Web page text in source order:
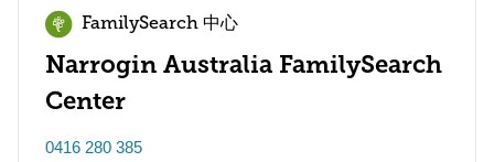
FamilySearch 中心
Narrogin Australia FamilySearch
Center
0416 280 385